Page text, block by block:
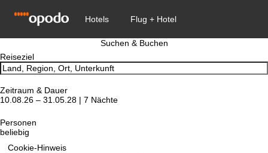
Cookie-Hinweis
Suchen & Buchen
Reiseziel
Zeitraum & Dauer
10.08.26 – 31.05.28 | 7 Nächte
Personen
beliebig